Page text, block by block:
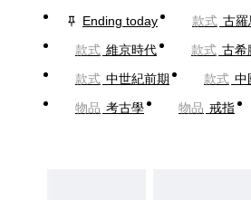
Ending today
款式 古羅
款式 維京時代 款式 古希
款式 中世紀前期 款式 中
物品 考古學 物品 戒指